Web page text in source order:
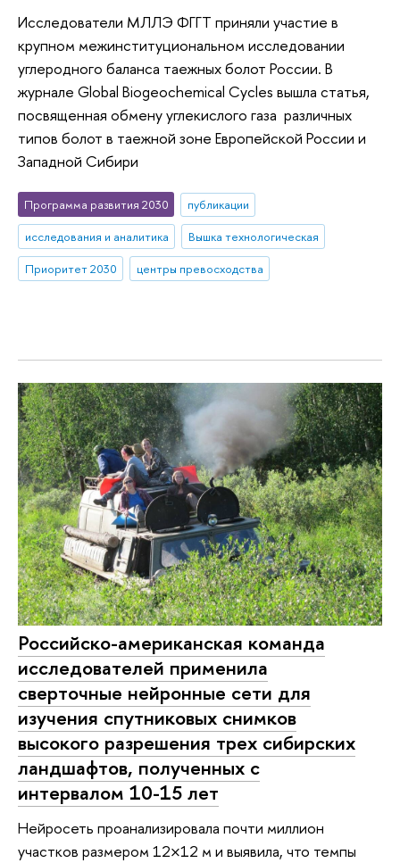
Исследователи МЛЛЭ ФГГТ приняли участие в
крупном межинституциональном исследовании
углеродного баланса таежных болот России. В
журнале Global Biogeochemical Cycles вышла статья,
посвященная обмену углекислого газа различных
типов болот в таежной зоне Европейской России и
Западной Сибири
Программа развития 2030
публикации
исследования и аналитика
Вышка технологическая
Приоритет 2030
центры превосходства
Российско-американская команда
исследователей применила
сверточные нейронные сети для
изучения спутниковых снимков
высокого разрешения трех сибирских
ландшафтов, полученных с
интервалом 10-15 лет
Нейросеть проанализировала почти миллион
участков размером 12×12 м и выявила, что темпы